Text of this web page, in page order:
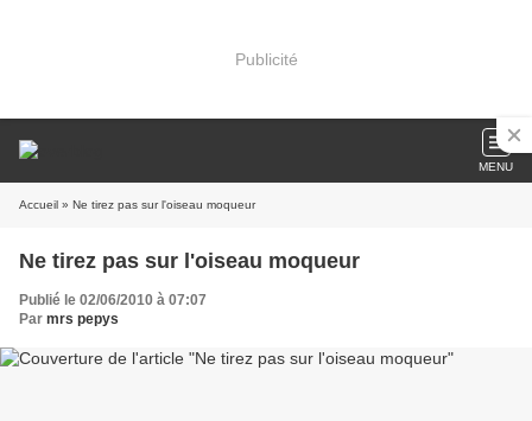
Publicité
MENU
Accueil » Ne tirez pas sur l'oiseau moqueur
Ne tirez pas sur l'oiseau moqueur
Publié le 02/06/2010 à 07:07
Par mrs pepys